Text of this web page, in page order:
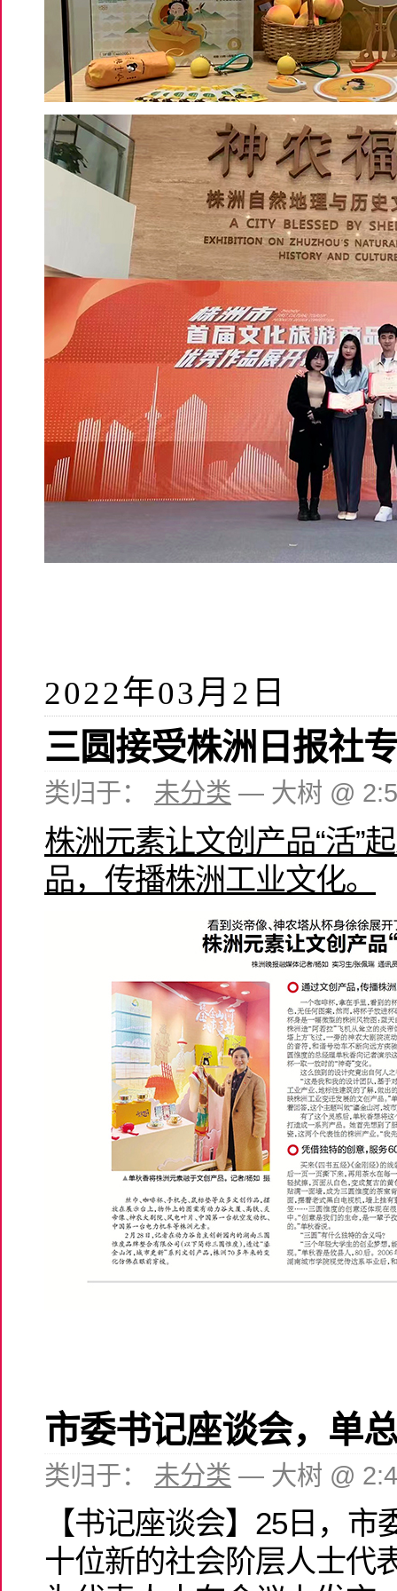
2022年03月2日
三圆接受株洲日报社
类归于： 未分类 — 大树 @
株洲元素让文创产品“活”
品，传播株洲工业文化。
市委书记座谈会，单
类归于： 未分类 — 大树 @
【书记座谈会】25日，
十位新的社会阶层人士代